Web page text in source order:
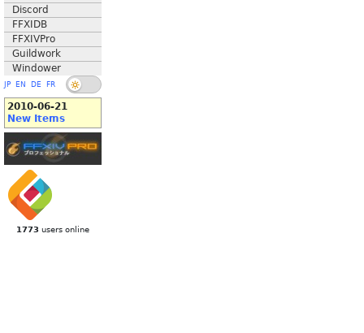
Discord
FFXIDB
FFXIVPro
Guildwork
Windower
JP EN DE FR
2010-06-21
New Items
1773 users online